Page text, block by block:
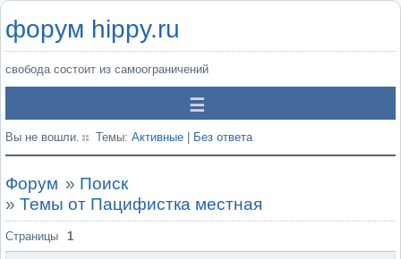
форум hippy.ru
свобода состоит из самоограничений
Вы не вошли. Темы: Активные Без ответа
Форум » Поиск
» Темы от Пацифистка местная
Страницы 1